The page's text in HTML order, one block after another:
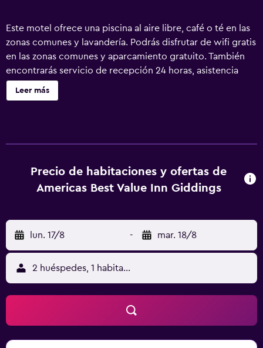
Este motel ofrece una piscina al aire libre, café o té en las
zonas comunes y lavandería. Podrás disfrutar de wifi gratis
en las zonas comunes y aparcamiento gratuito. También
encontrarás servicio de recepción 24 horas, asistencia
turística y para la compra de entradas y aparcamiento
para caravanas, autobuses o camiones. Americas Best
los siguientes servicios disponibles en las habitaciones:
frigorífico y microondas. Los baños están equipados con
con una velocidad de 500 Mbps o más (para 6 personas o
más, 10 dispositivos o más). Los servicios para las personas
de negocios incluyen teléfono con llamadas locales
gratuitas (pueden existir restricciones). Se ofrece servicio
de limpieza todos los días. Los servicios de ocio y
esparcimiento en este motel incluyen una piscina al aire
Leer más
Precio de habitaciones y ofertas de
Americas Best Value Inn Giddings
lun. 17/8 - mar. 18/8
2 huéspedes, 1 habitación